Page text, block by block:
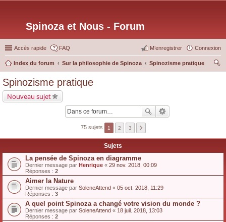
Spinoza et Nous - Forum
Accès rapide FAQ Connexion
M’enregistrer
Index du forum Sur la philosophie de Spinoza
Spinozisme pratique
Spinozisme pratique
Nouveau sujet
75 sujets 1 2 3
Sujets
La pensée de Spinoza en diagramme
Dernier message par Henrique « 29 nov. 2018, 00:09
Réponses : 2
Aimer la Nature
Dernier message par SoleneAttend « 05 oct. 2018, 11:29
Réponses : 3
A quel point Spinoza a changé votre vision du monde ?
Dernier message par SoleneAttend « 18 juil. 2018, 13:03
Réponses : 2